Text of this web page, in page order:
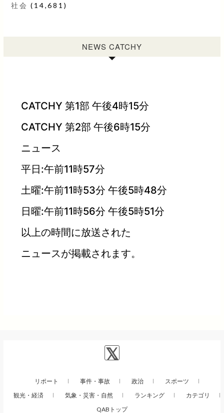
社会 (14,681)
NEWS CATCHY
CATCHY 第1部 午後4時15分
CATCHY 第2部 午後6時15分
ニュース
平日:午前11時57分
土曜:午前11時53分 午後5時48分
日曜:午前11時56分 午後5時51分
以上の時間に放送された
ニュースが掲載されます。
リポート 事件・事故 政治
スポーツ
観光・経済
気象・災害・自然 ランキング
カテゴリ
QABトップ